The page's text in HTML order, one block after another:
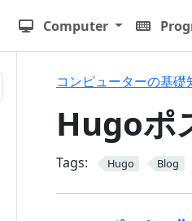
Computer
コンピューターの基礎
Hugoポ
Tags: Hugo Blog